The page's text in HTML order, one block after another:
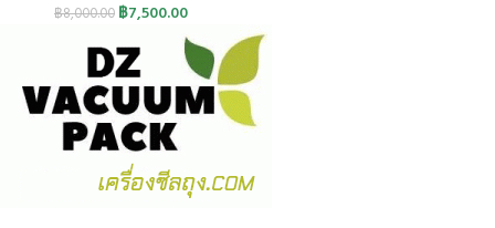
฿8,000.00 ฿7,500.00